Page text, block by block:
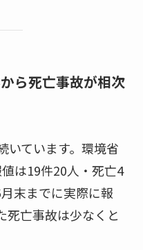
ら死亡事故が相次
いています。環境省
は19件20人・死亡4
末までに実際に報
死亡事故は少なくと